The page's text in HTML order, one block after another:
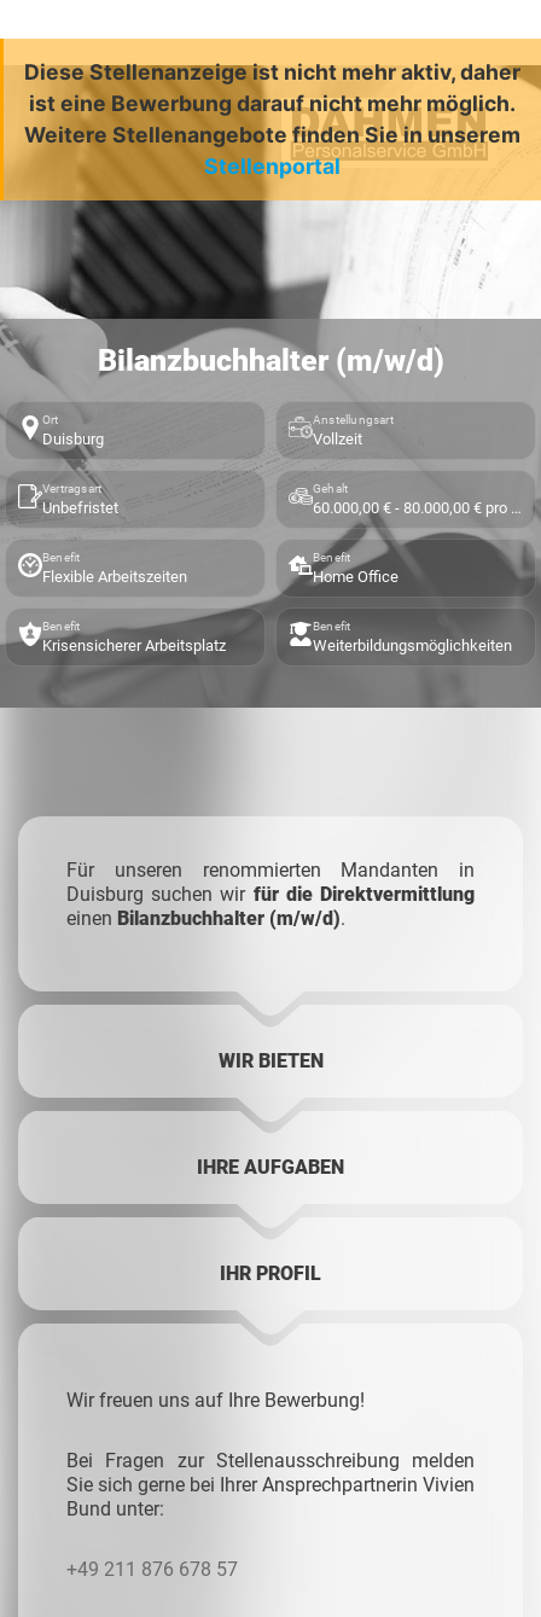
Diese Stellenanzeige ist nicht mehr aktiv, daher
ist eine Bewerbung darauf nicht mehr möglich.
Weitere Stellenangebote finden Sie in unserem
Stellenportal
Bilanzbuchhalter (m/w/d)
Ort
Duisburg
Anstellungsart
Vollzeit
Vertragsart
Unbefristet
Gehalt
60.000,00 € - 80.000,00 € pro Jahr
Benefit
Flexible Arbeitszeiten
Benefit
Home Office
Benefit
Krisensicherer Arbeitsplatz
Benefit
Weiterbildungsmöglichkeiten
Für unseren renommierten Mandanten in
Duisburg suchen wir für die Direktvermittlung
einen Bilanzbuchhalter (m/w/d).
WIR BIETEN
IHRE AUFGABEN
IHR PROFIL
Wir freuen uns auf Ihre Bewerbung!
Bei Fragen zur Stellenausschreibung melden
Sie sich gerne bei Ihrer Ansprechpartnerin Vivien
Bund unter:
+49 211 876 678 57